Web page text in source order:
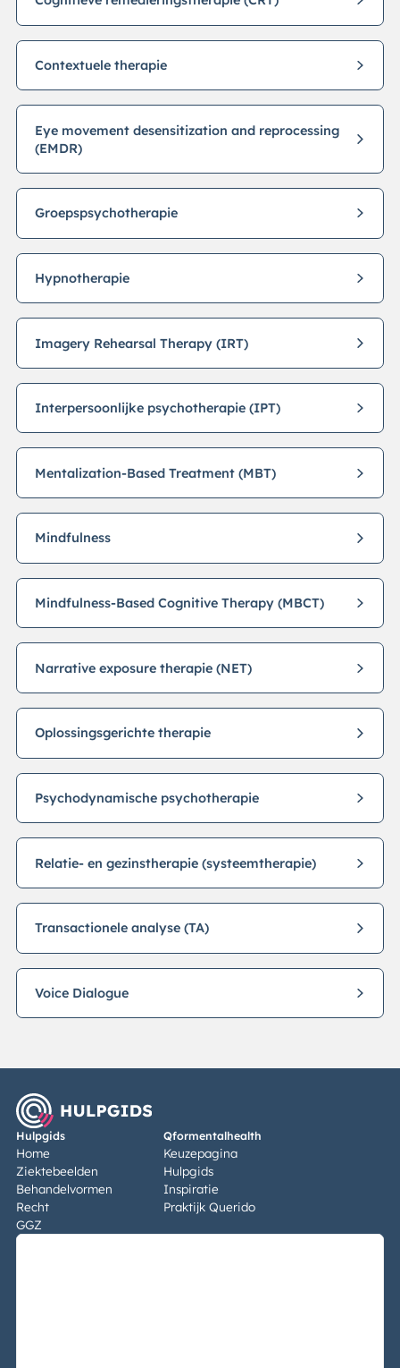
Contextuele therapie
Eye movement desensitization and reprocessing
(EMDR)
Groepspsychotherapie
Hypnotherapie
Imagery Rehearsal Therapy (IRT)
Interpersoonlijke psychotherapie (IPT)
Mentalization-Based Treatment (MBT)
Mindfulness
Mindfulness-Based Cognitive Therapy (MBCT)
Narrative exposure therapie (NET)
Oplossingsgerichte therapie
Psychodynamische psychotherapie
Relatie- en gezinstherapie (systeemtherapie)
Transactionele analyse (TA)
Voice Dialogue
Hulpgids
Home
Ziektebeelden
Behandelvormen
Recht
GGZ
Qformentalhealth
Keuzepagina
Hulpgids
Inspiratie
Praktijk Querido